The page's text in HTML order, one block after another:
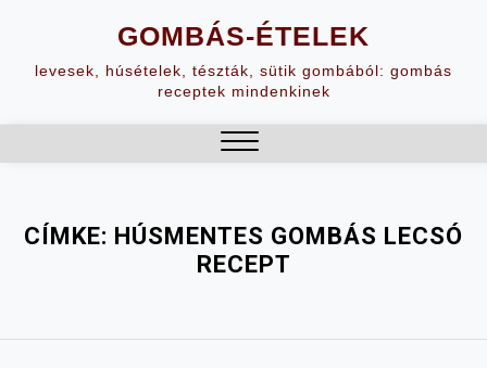
content
GOMBÁS-ÉTELEK
levesek, húsételek, tészták, sütik gombából: gombás
receptek mindenkinek
CÍMKE: HÚSMENTES GOMBÁS LECSÓ
RECEPT